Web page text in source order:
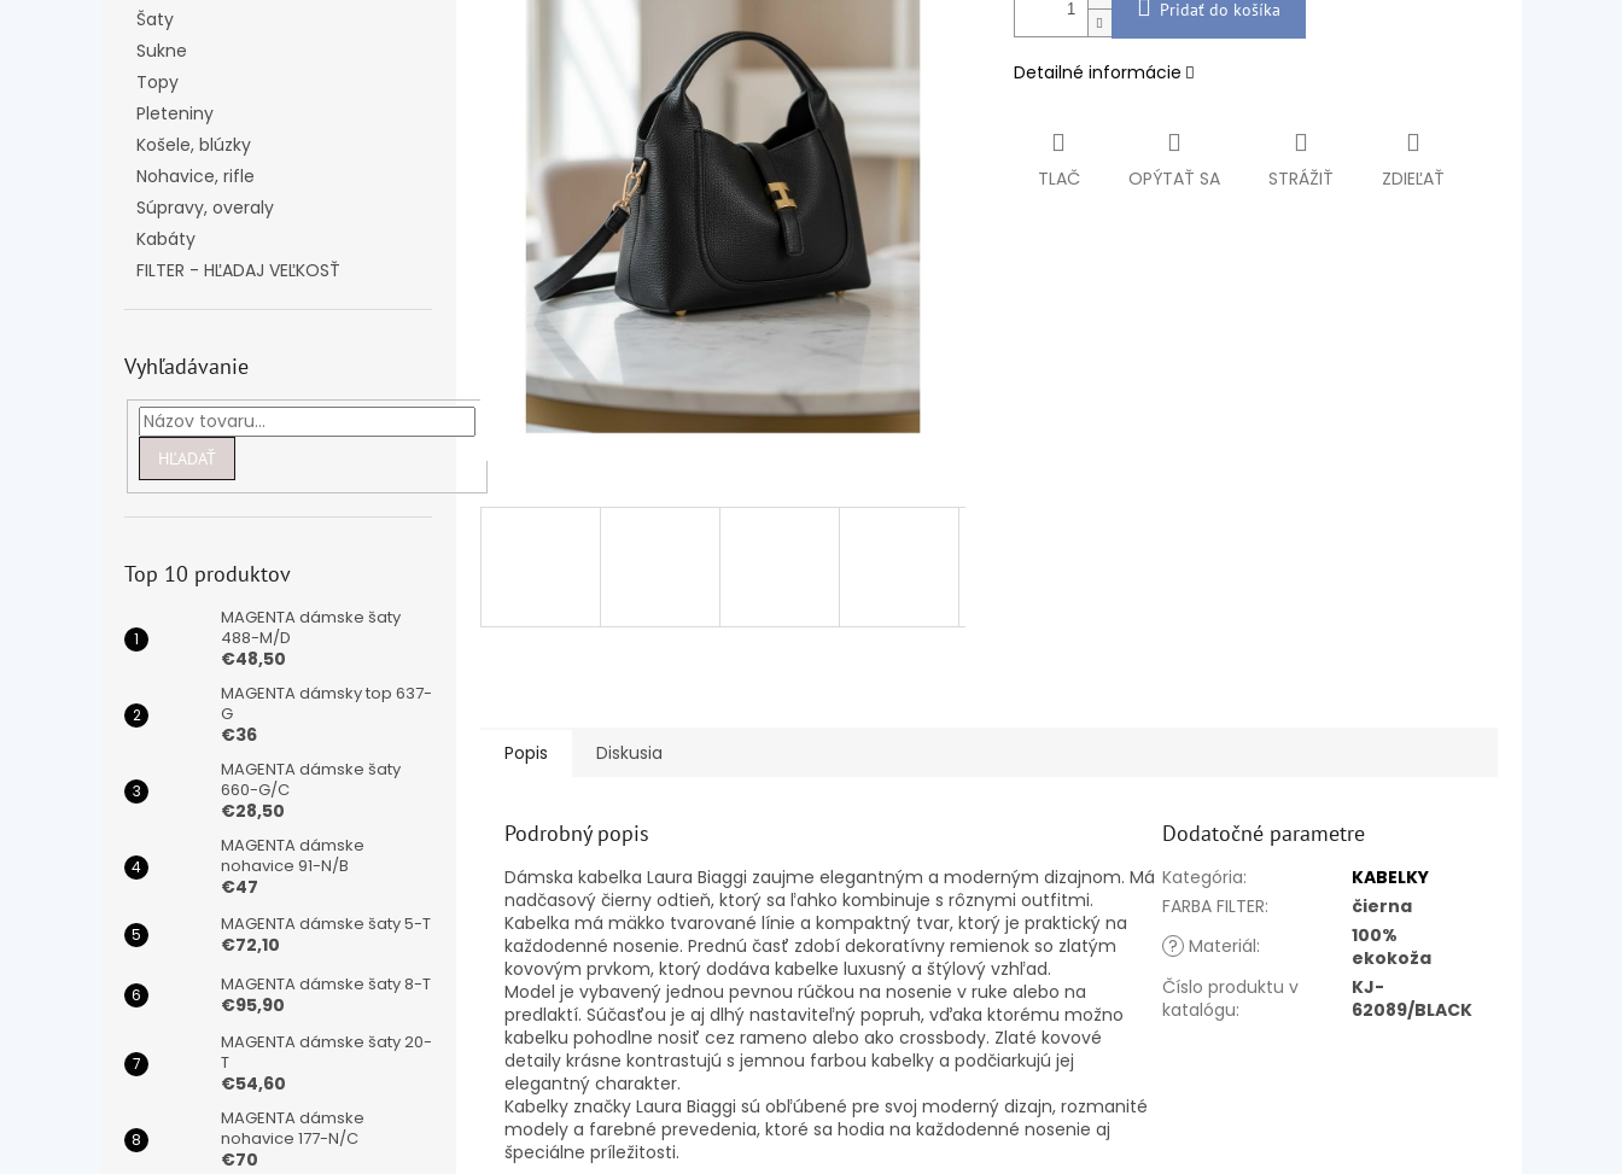
Šaty
Sukne
Topy
Pleteniny
Košele, blúzky
Nohavice, rifle
Súpravy, overaly
Kabáty
FILTER - HĽADAJ VEĽKOSŤ
Vyhľadávanie
HĽADAŤ
Top 10 produktov
MAGENTA dámske šaty
488-M/D
€48,50
MAGENTA dámsky top 637-
G
€36
MAGENTA dámske šaty
660-G/C
€28,50
MAGENTA dámske
nohavice 91-N/B
€47
MAGENTA dámske šaty 5-T
€72,10
MAGENTA dámske šaty 8-T
€95,90
MAGENTA dámske šaty 20-
T
€54,60
MAGENTA dámske
nohavice 177-N/C
€70
Pridať do košíka
Detailné informácie
TLAČ OPÝTAŤ SA STRÁŽIŤ ZDIEĽAŤ
Popis Diskusia
Podrobný popis
Dámska kabelka Laura Biaggi zaujme elegantným a moderným dizajnom. Má
nadčasový čierny odtieň, ktorý sa ľahko kombinuje s rôznymi outfitmi.
Kabelka má mäkko tvarované línie a kompaktný tvar, ktorý je praktický na
každodenné nosenie. Prednú časť zdobí dekoratívny remienok so zlatým
kovovým prvkom, ktorý dodáva kabelke luxusný a štýlový vzhľad.
Model je vybavený jednou pevnou rúčkou na nosenie v ruke alebo na
predlaktí. Súčasťou je aj dlhý nastaviteľný popruh, vďaka ktorému možno
kabelku pohodlne nosiť cez rameno alebo ako crossbody. Zlaté kovové
detaily krásne kontrastujú s jemnou farbou kabelky a podčiarkujú jej
elegantný charakter.
Kabelky značky Laura Biaggi sú obľúbené pre svoj moderný dizajn, rozmanité
modely a farebné prevedenia, ktoré sa hodia na každodenné nosenie aj
špeciálne príležitosti.
Dodatočné parametre
Kategória:
KABELKY
FARBA FILTER:
čierna
? Materiál:
100%
ekokoža
Číslo produktu v
katalógu:
KJ-
62089/BLACK